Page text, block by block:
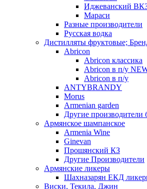
Иджеванский
Мараси
Разные производители
Русская водка
Дистилляты фруктовые;
Abricon
Abricon классика
Abricon в п/у
Abricon в п/у
ANTYBRANDY
Morus
Armenian garden
Другие производители
Армянское шампанское
Armenia Wine
Ginevan
Прошянский КЗ
Другие Производители
Армянские ликеры
Шахназарян ЕКД
Виски, Текила, Джин